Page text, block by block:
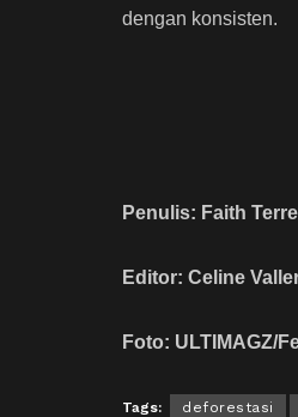
dengan konsisten.
Penulis: Faith
Editor: Celine
Foto: ULTIMAGZ/
Tags: deforestasi